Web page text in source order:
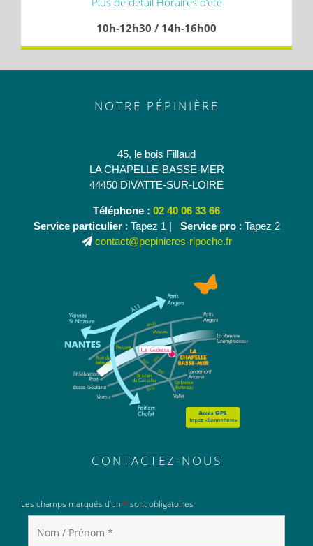
10h-12h30 / 14h-16h00
NOTRE PÉPINIÈRE
45, le bois Fillaud
LA CHAPELLE-BASSE-MER
44450 DIVATTE-SUR-LOIRE
Téléphone : 02 40 06 33 66
Service particulier: Tapez 1 | Service pro: Tapez 2
contact@pepinieres-ripoche.fr
CONTACTEZ-NOUS
Les champs marqués d’un * sont obligatoires